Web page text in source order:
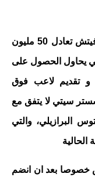
برشلونة كان قد صرح بأن قيمة إبراهيموفيتش تعادل 50 مليون
يحاول الحصول على
و تقديم لاعب فوق
سيتي لا يتفق مع
البرازيلي، والتي
خصوصا بعد ان انضم